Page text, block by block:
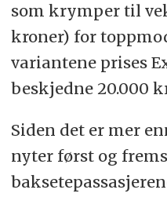
som krymper til
kroner) for
variantene prises
beskjedne 20.000
Siden det er mer
nyter først og